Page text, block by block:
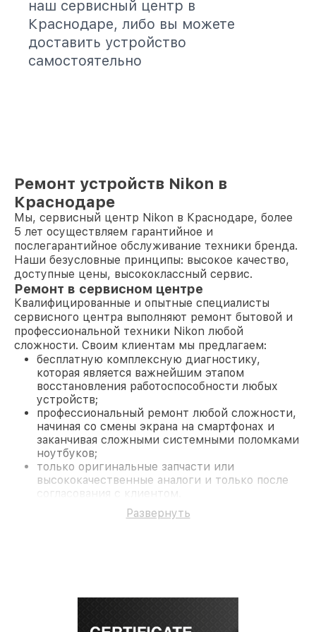
наш сервисный центр в
Краснодаре, либо вы можете
доставить устройство
самостоятельно
Ремонт устройств Nikon в
Краснодаре
Мы, сервисный центр Nikon в Краснодаре, более
5 лет осуществляем гарантийное и
послегарантийное обслуживание техники бренда.
Наши безусловные принципы: высокое качество,
доступные цены, высококлассный сервис.
Ремонт в сервисном центре
Квалифицированные и опытные специалисты
сервисного центра выполняют ремонт бытовой и
профессиональной техники Nikon любой
сложности. Своим клиентам мы предлагаем:
бесплатную комплексную диагностику,
которая является важнейшим этапом
восстановления работоспособности любых
устройств;
профессиональный ремонт любой сложности,
начиная со смены экрана на смартфонах и
заканчивая сложными системными поломками
ноутбуков;
только оригинальные запчасти или
высококачественные аналоги и только после
согласования с клиентом.
На все работы и замененные комплектующие
предоставляется длительная гарантия. В случае
Развернуть